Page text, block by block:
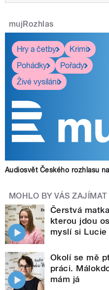
mujRozhlas
Hry a četby
Krimi
Pohádky
Pořady
Živé vysílání
Audiosvět Českého rozhlasu
MOHLO BY VÁS ZAJÍMAT
Čerstvá
kterou jdou
myslí si Lucie
Okolí se mě
práci.
mám já